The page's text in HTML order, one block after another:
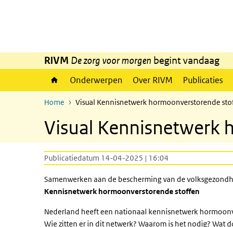
RIVM De zorg voor morgen begint vandaag
Onderwerpen Over RIVM Publicaties
Home Visual Kennisnetwerk hormoonverstorende
Visual Kennisnetwerk
Publicatiedatum 14-04-2025 | 16:04
Samenwerken aan de bescherming van de
Kennisnetwerk hormoonverstorende stoffen
Nederland heeft een nationaal kennisnetwerk
Wie zitten er in dit netwerk? Waarom is het nodig? Wat